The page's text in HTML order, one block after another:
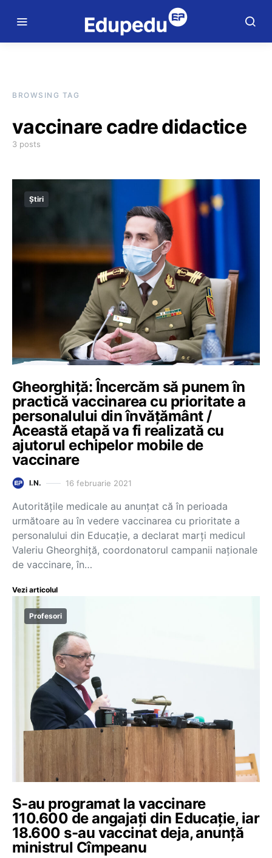
BROWSING TAG
vaccinare cadre didactice
3 posts
Știri
Gheorghiță: Încercăm să punem în
practică vaccinarea cu prioritate a
personalului din învățământ /
Această etapă va fi realizată cu
ajutorul echipelor mobile de
vaccinare
I.N. 16 februarie 2021
Autoritățile medicale au anunțat că în perioada
următoare au în vedere vaccinarea cu prioritate a
personalului din Educație, a declarat marți medicul
Valeriu Gheorghiță, coordonatorul campanii naționale
de vaccinare, în…
Vezi articolul
Profesori
S-au programat la vaccinare
110.600 de angajați din Educație, iar
18.600 s-au vaccinat deja, anunță
ministrul Cîmpeanu